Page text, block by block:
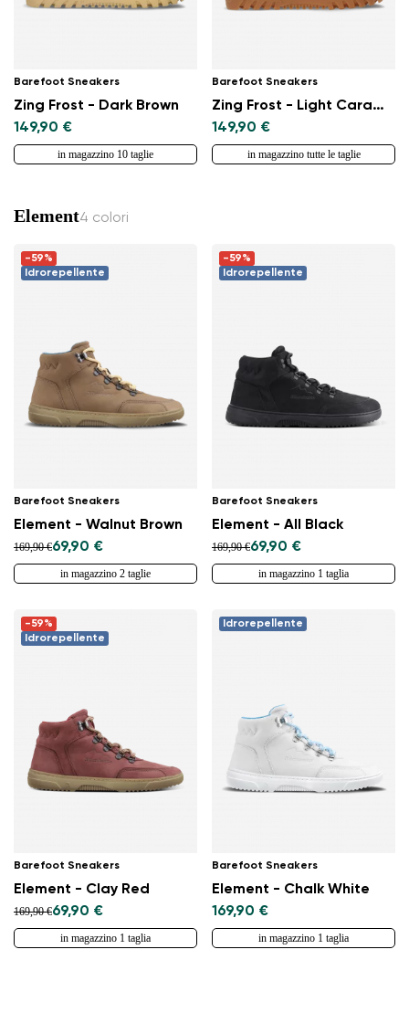
Barefoot Sneakers
Zing Frost - Dark Brown
149,90 €
in magazzino 10 taglie
Barefoot Sneakers
Zing Frost - Light Caramel
149,90 €
in magazzino tutte le taglie
Element4 colori
-59%
Idrorepellente
Barefoot Sneakers
Element - Walnut Brown
169,90 €69,90 €
in magazzino 2 taglie
-59%
Idrorepellente
Barefoot Sneakers
Element - All Black
169,90 €69,90 €
in magazzino 1 taglia
-59%
Idrorepellente
Barefoot Sneakers
Element - Clay Red
169,90 €69,90 €
in magazzino 1 taglia
Idrorepellente
Barefoot Sneakers
Element - Chalk White
169,90 €
in magazzino 1 taglia